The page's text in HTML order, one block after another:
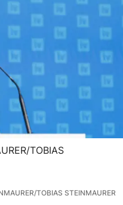
TOBIAS
TOBIAS STEINMAURER